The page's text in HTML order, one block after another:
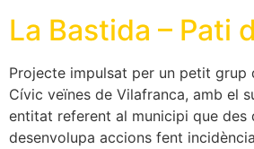
La Bastida – Pati
Projecte impulsat per un petit grup
Cívic veïnes de Vilafranca, amb el
entitat referent al municipi que des
desenvolupa accions fent